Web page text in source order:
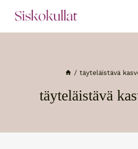
sisältöön
/ täyteläistävä
täyteläistävä